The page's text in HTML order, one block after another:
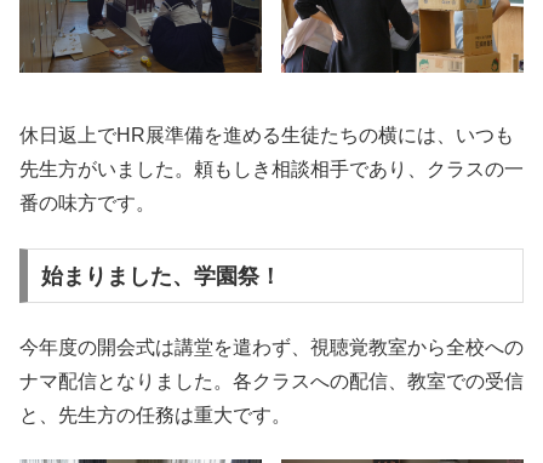
休日返上でHR展準備を進める生徒たちの横には、いつも
先生方がいました。頼もしき相談相手であり、クラスの一
番の味方です。
始まりました、学園祭！
今年度の開会式は講堂を遣わず、視聴覚教室から全校への
ナマ配信となりました。各クラスへの配信、教室での受信
と、先生方の任務は重大です。